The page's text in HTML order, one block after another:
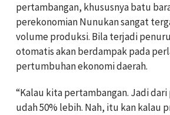
pertambangan, khususnya batu
perekonomian Nunukan sangat
volume produksi. Bila terjadi
otomatis akan berdampak pada
pertumbuhan ekonomi daerah.
“Kalau kita pertambangan. Jadi
udah 50% lebih. Nah, itu kan kalau